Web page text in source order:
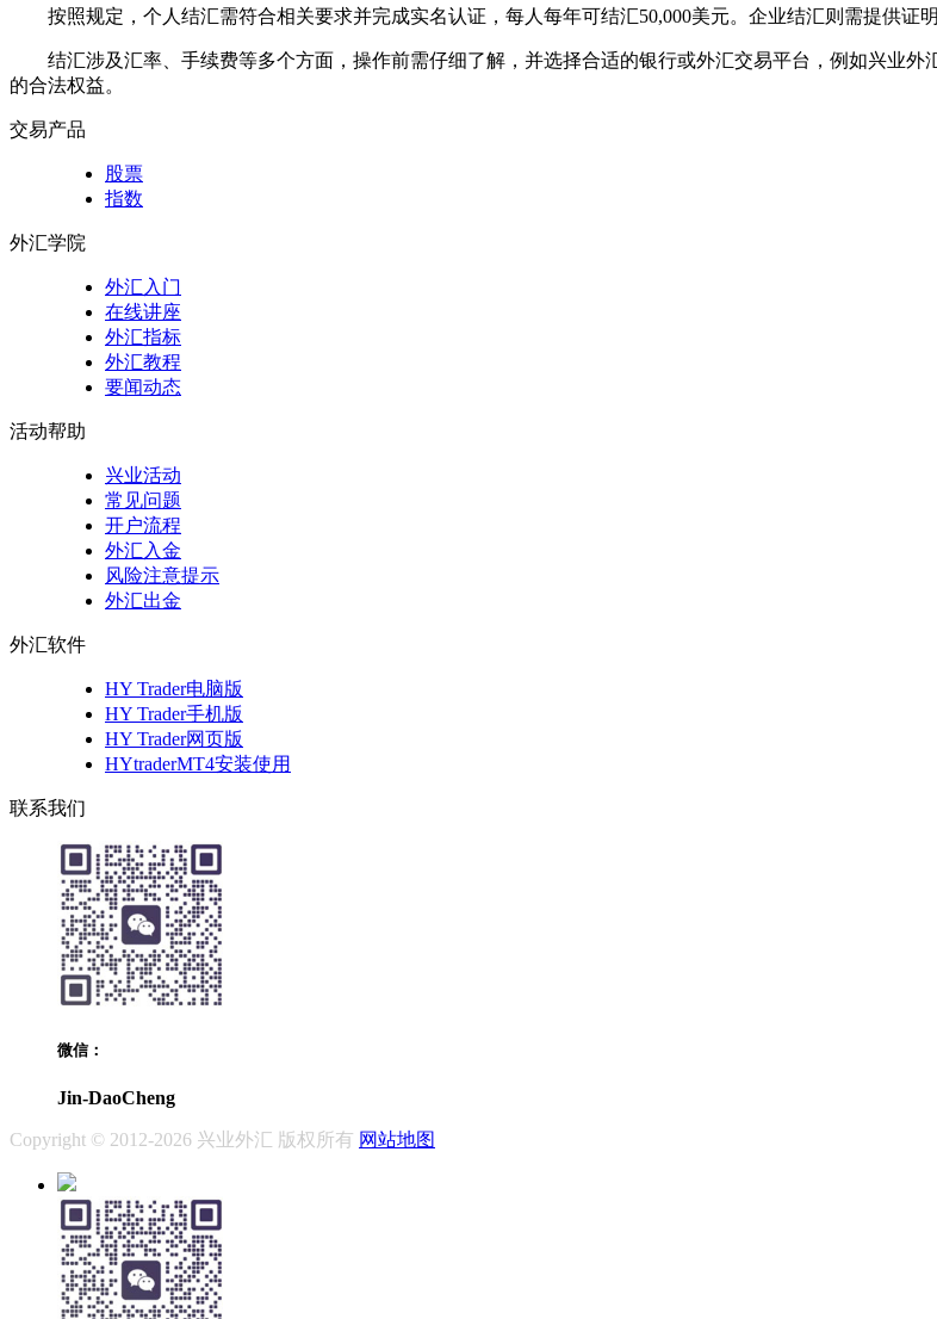
按照规定，个人结汇需符合相关要求并完成实名认证，每人每年可结汇50,000美元。企业结汇则需提供证
结汇涉及汇率、手续费等多个方面，操作前需仔细了解，并选择合适的银行或外汇交易平台，例如兴业
的合法权益。
交易产品
股票
指数
外汇学院
外汇入门
在线讲座
外汇指标
外汇教程
要闻动态
活动帮助
兴业活动
常见问题
开户流程
外汇入金
风险注意提示
外汇出金
外汇软件
HY Trader电脑版
HY Trader手机版
HY Trader网页版
HYtraderMT4安装使用
联系我们
微信：
Jin-DaoCheng
Copyright © 2012-2026 兴业外汇 版权所有 网站地图